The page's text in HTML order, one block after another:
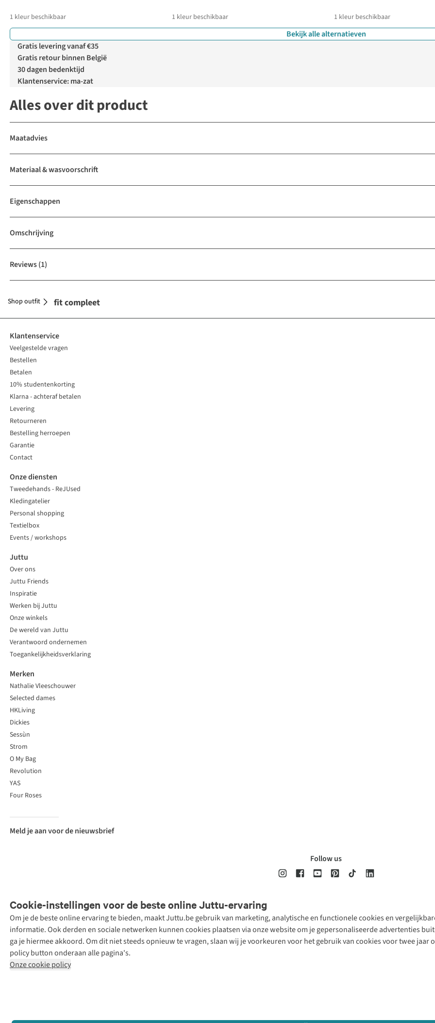
1 kleur beschikbaar 1 kleur beschikbaar 1 kleur beschikbaar
Bekijk alle alternatieven
Gratis levering vanaf €35
Gratis retour binnen België
30 dagen bedenktijd
Klantenservice: ma-zat
Alles over dit product
Maatadvies
Materiaal & wasvoorschrift
Eigenschappen
Omschrijving
Reviews(1)
Maak je outfit compleet
Shop outfit
Cookie-instellingen voor de beste online Juttu-ervaring
Om je de beste online ervaring te bieden, maakt Juttu.be gebruik van marketing, analytische en functionele cookies en
informatie. Ook derden en sociale netwerken kunnen cookies plaatsen via onze website om je gepersonaliseerde advertenties
ga je hiermee akkoord. Om dit niet steeds opnieuw te vragen, slaan wij je voorkeuren voor het gebruik van cookies voor twee
policy button onderaan alle pagina's.
Onze cookie policy
Klantenservice
Veelgestelde vragen
Bestellen
Betalen
10% studentenkorting
Klarna - achteraf betalen
Levering
Retourneren
Bestelling herroepen
Garantie
Contact
Onze diensten
Tweedehands - ReJUsed
Kledingatelier
Personal shopping
Textielbox
Events / workshops
Juttu
Over ons
Juttu Friends
Inspiratie
Werken bij Juttu
Onze winkels
De wereld van Juttu
Verantwoord ondernemen
Toegankelijkheidsverklaring
Merken
Nathalie Vleeschouwer
Selected dames
HKLiving
Dickies
Sessùn
Strom
O My Bag
Revolution
YAS
Four Roses
Meld je aan voor de nieuwsbrief
Follow us
Disclaimer Privacy Policy
Retail Concepts
N.V.,
Smallandlaan
9, 2660